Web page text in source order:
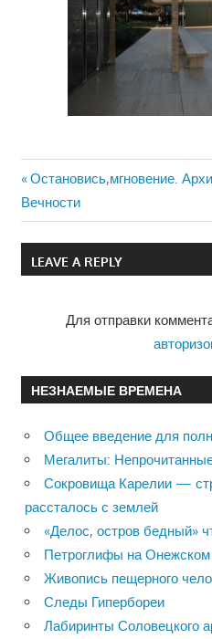
Навигация
по
записям
Previous
Post:
Остановись,мгновение.
Вечности
LEAVE A REPLY
Для отправки
НЕЗНАЕМЫЕ ВРЕМЕНА
Общее введение для
Мегалиты:
Сокровища Карелии —
рассталось с землей
«Делос, остров бедный»
Петроглифы на Онежском
Живопись пещерного
Следы Гипербореи
Лабиринты Соловецкого